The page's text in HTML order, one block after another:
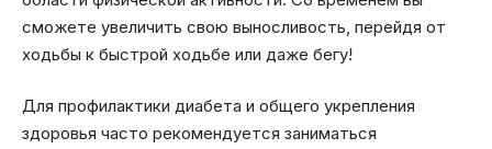
сможете увеличить свою выносливость, перейдя от
ходьбы к быстрой ходьбе или даже бегу!
Для профилактики диабета и общего укрепления
здоровья часто рекомендуется заниматься